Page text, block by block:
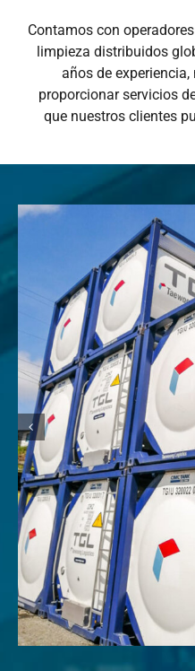
Contamos con
limpieza distribuidos
años de
proporcionar servicios
que nuestros clientes